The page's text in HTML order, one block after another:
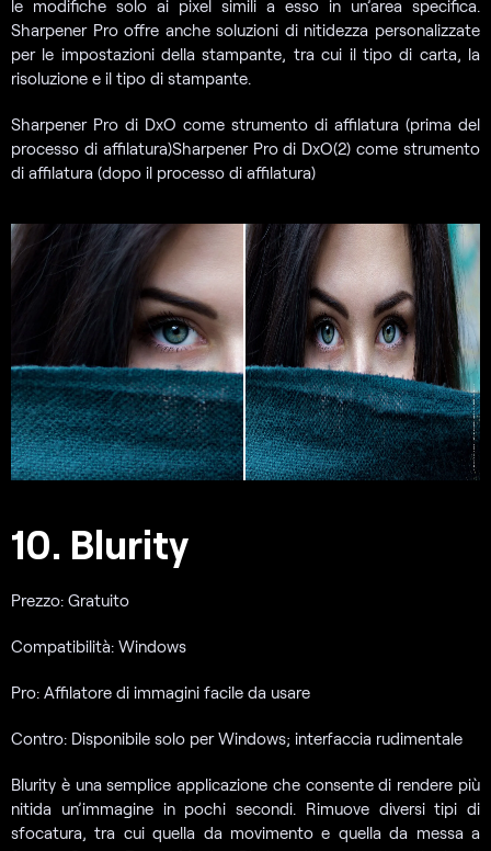
le modifiche solo ai pixel simili a esso in un’area specifica.
Sharpener Pro offre anche soluzioni di nitidezza personalizzate
per le impostazioni della stampante, tra cui il tipo di carta, la
risoluzione e il tipo di stampante.
Sharpener Pro di DxO come strumento di affilatura (prima del
processo di affilatura)Sharpener Pro di DxO(2) come strumento
di affilatura (dopo il processo di affilatura)
10. Blurity
Prezzo: Gratuito
Compatibilità: Windows
Pro: Affilatore di immagini facile da usare
Contro: Disponibile solo per Windows; interfaccia rudimentale
Blurity è una semplice applicazione che consente di rendere più
nitida un’immagine in pochi secondi. Rimuove diversi tipi di
sfocatura, tra cui quella da movimento e quella da messa a